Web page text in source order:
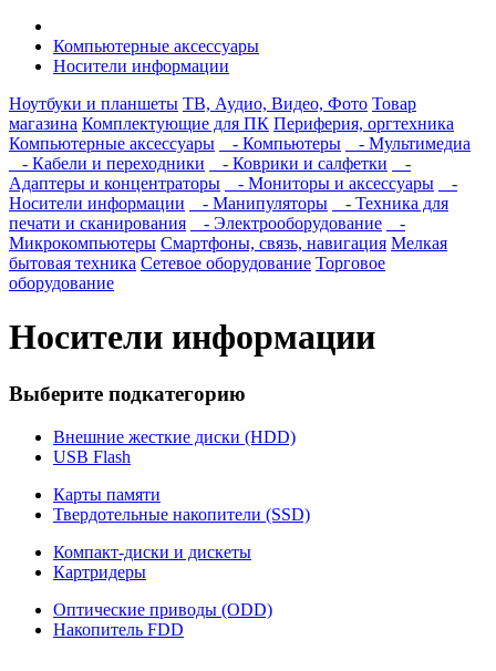
Компьютерные аксессуары
Носители информации
Ноутбуки и планшеты ТВ, Аудио, Видео, Фото Товар
магазина Комплектующие для ПК Периферия, оргтехника
Компьютерные аксессуары
- Компьютеры
- Мультимедиа
- Кабели и переходники
- Коврики и салфетки
-
Адаптеры и концентраторы
- Мониторы и аксессуары
-
Носители информации
- Манипуляторы
- Техника для
печати и сканирования
- Электрооборудование
-
Микрокомпьютеры Смартфоны, связь, навигация Мелкая
бытовая техника Сетевое оборудование Торговое
оборудование
Носители информации
Выберите подкатегорию
Внешние жесткие диски (HDD)
USB Flash
Карты памяти
Твердотельные накопители (SSD)
Компакт-диски и дискеты
Картридеры
Оптические приводы (ODD)
Накопитель FDD